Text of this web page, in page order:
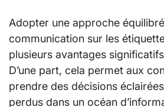
Adopter une approche
communication sur les
plusieurs avantages
D’une part, cela permet aux
prendre des décisions
perdus dans un océan